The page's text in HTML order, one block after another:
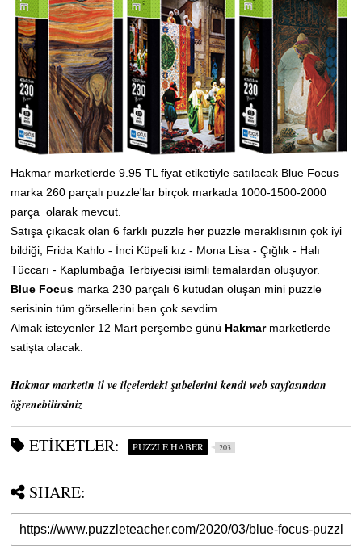
Hakmar marketlerde 9.95 TL fiyat etiketiyle satılacak Blue Focus
marka 260 parçalı puzzle'lar birçok markada 1000-1500-2000
parça olarak mevcut.
Satışa çıkacak olan 6 farklı puzzle her puzzle meraklısının çok iyi
bildiği, Frida Kahlo - İnci Küpeli kız - Mona Lisa - Çığlık - Halı
Tüccarı - Kaplumbağa Terbiyecisi isimli temalardan oluşuyor.
Blue Focus marka 230 parçalı 6 kutudan oluşan mini puzzle
serisinin tüm görsellerini ben çok sevdim.
Almak isteyenler 12 Mart perşembe günü Hakmarmarketlerde
satişta olacak.
Hakmar marketin il ve ilçelerdeki şubelerini kendi web sayfasından
öğrenebilirsiniz
ETIKETLER: PUZZLE HABER 203
SHARE: